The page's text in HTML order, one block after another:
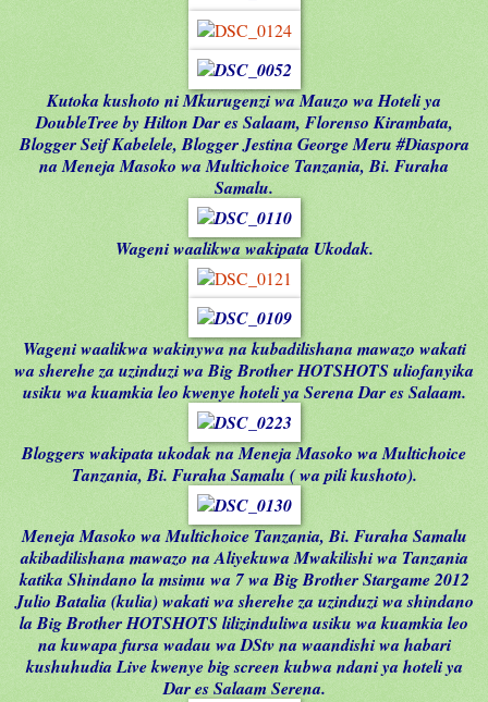
Kutoka kushoto ni Mkurugenzi wa Mauzo wa Hoteli ya
DoubleTree by Hilton Dar es Salaam, Florenso Kirambata,
Blogger Seif Kabelele, Blogger Jestina George Meru #Diaspora
na Meneja Masoko wa Multichoice Tanzania, Bi. Furaha
Samalu.
Wageni waalikwa wakipata Ukodak.
Wageni waalikwa wakinywa na kubadilishana mawazo wakati
wa sherehe za uzinduzi wa Big Brother HOTSHOTS uliofanyika
usiku wa kuamkia leo kwenye hoteli ya Serena Dar es Salaam.
Bloggers wakipata ukodak na Meneja Masoko wa Multichoice
Tanzania, Bi. Furaha Samalu ( wa pili kushoto).
Meneja Masoko wa Multichoice Tanzania, Bi. Furaha Samalu
akibadilishana mawazo na Aliyekuwa Mwakilishi wa Tanzania
katika Shindano la msimu wa 7 wa Big Brother Stargame 2012
Julio Batalia (kulia) wakati wa sherehe za uzinduzi wa shindano
la Big Brother HOTSHOTS lilizinduliwa usiku wa kuamkia leo
na kuwapa fursa wadau wa DStv na waandishi wa habari
kushuhudia Live kwenye big screen kubwa ndani ya hoteli ya
Dar es Salaam Serena.